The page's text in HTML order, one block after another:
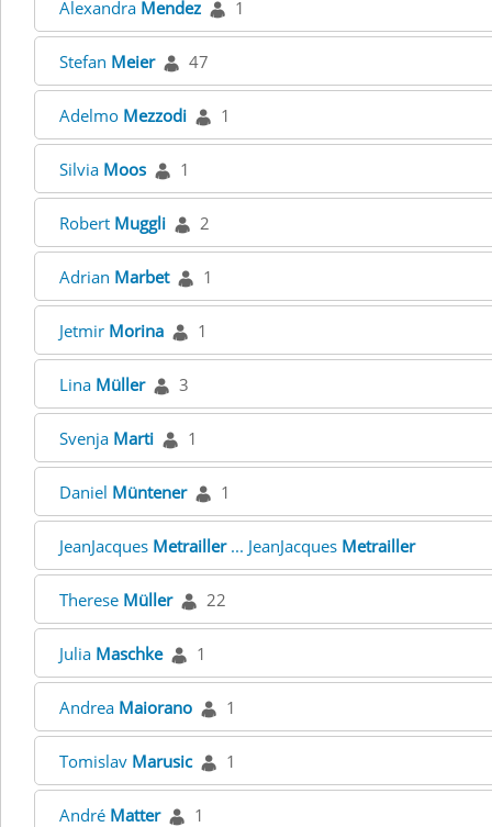
Alexandra Mendez 1
Stefan Meier 47
Adelmo Mezzodi 1
Silvia Moos 1
Robert Muggli 2
Adrian Marbet 1
Jetmir Morina 1
Lina Müller 3
Svenja Marti 1
Daniel Müntener 1
JeanJacques Metrailler... JeanJacques Metrailler
Therese Müller 22
Julia Maschke 1
Andrea Maiorano 1
Tomislav Marusic 1
André Matter 1